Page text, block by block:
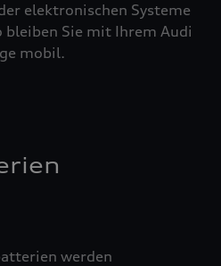
elektronischen Systeme
bleiben Sie mit Ihrem Audi
mobil.
werden